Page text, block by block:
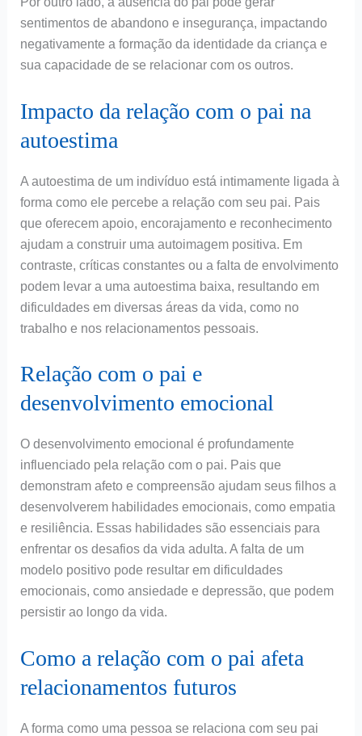
sentimentos de abandono e insegurança, impactando
negativamente a formação da identidade da criança e
sua capacidade de se relacionar com os outros.
Impacto da relação com o pai na
autoestima
A autoestima de um indivíduo está intimamente ligada à
forma como ele percebe a relação com seu pai. Pais
que oferecem apoio, encorajamento e reconhecimento
ajudam a construir uma autoimagem positiva. Em
contraste, críticas constantes ou a falta de envolvimento
podem levar a uma autoestima baixa, resultando em
dificuldades em diversas áreas da vida, como no
trabalho e nos relacionamentos pessoais.
Relação com o pai e
desenvolvimento emocional
O desenvolvimento emocional é profundamente
influenciado pela relação com o pai. Pais que
demonstram afeto e compreensão ajudam seus filhos a
desenvolverem habilidades emocionais, como empatia
e resiliência. Essas habilidades são essenciais para
enfrentar os desafios da vida adulta. A falta de um
modelo positivo pode resultar em dificuldades
emocionais, como ansiedade e depressão, que podem
persistir ao longo da vida.
Como a relação com o pai afeta
relacionamentos futuros
A forma como uma pessoa se relaciona com seu pai